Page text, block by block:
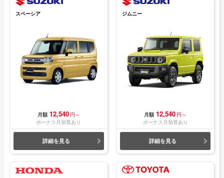
スペーシア
月額 12,540 円～
ボーナス月加算あり
詳細を見る
ジムニー
月額 12,540 円～
ボーナス月加算あり
詳細を見る